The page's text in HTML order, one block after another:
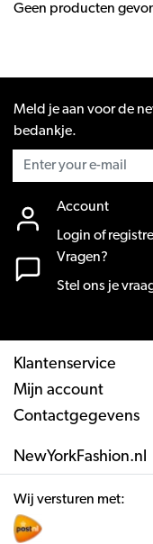
Geen producten
Meld je aan voor de
bedankje.
Account
Login of
Vragen?
Stel ons je
Klantenservice
Mijn account
Contactgegevens
NewYorkFashion.nl
Wij versturen met: